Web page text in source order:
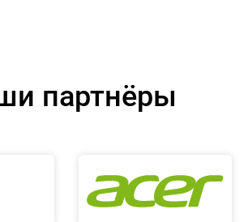
партнёры